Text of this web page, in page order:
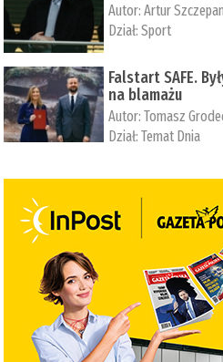
Autor:Artur
Dział:Sport
Falstart SAFE.
na blamażu
Autor:Tomasz
Dział:Temat Dnia